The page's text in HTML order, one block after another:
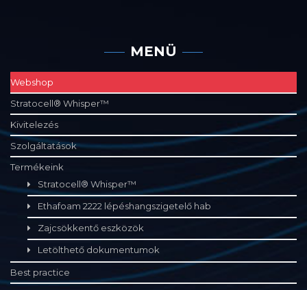
MENÜ
Webshop
Stratocell® Whisper™
Kivitelezés
Szolgáltatások
Termékeink
Stratocell® Whisper™
Ethafoam 2222 lépéshangszigetelő hab
Zajcsökkentő eszközök
Letölthető dokumentumok
Best practice